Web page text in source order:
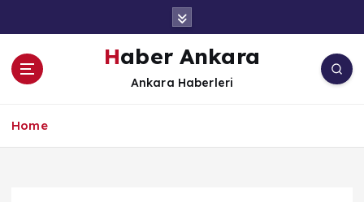
Haber Ankara
Ankara Haberleri
Home